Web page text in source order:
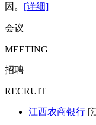
因。 [详细]
会议
MEETING
招聘
RECRUIT
江西农商银行 [